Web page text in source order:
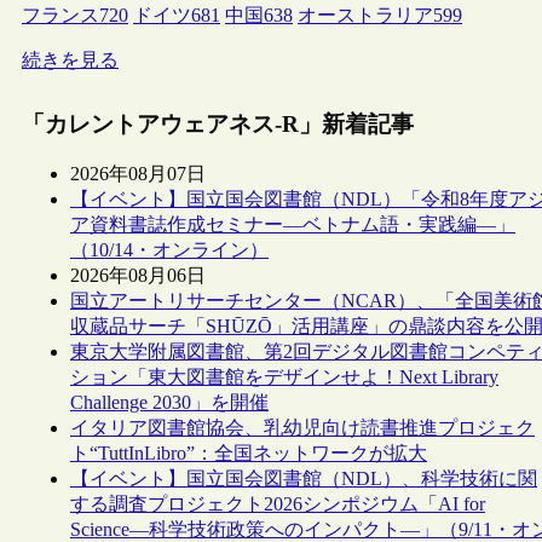
フランス720 ドイツ681 中国638 オーストラリア599
続きを見る
「カレントアウェアネス-R」新着記事
2026年08月07日
【イベント】国立国会図書館（NDL）「令和8年度ア
ア資料書誌作成セミナー―ベトナム語・実践編―」
（10/14・オンライン）
2026年08月06日
国立アートリサーチセンター（NCAR）、「全国美術
収蔵品サーチ「SHŪZŌ」活用講座」の鼎談内容を公開
東京大学附属図書館、第2回デジタル図書館コンペテ
ション「東大図書館をデザインせよ！Next Library
Challenge 2030」を開催
イタリア図書館協会、乳幼児向け読書推進プロジェク
ト“TuttInLibro”：全国ネットワークが拡大
【イベント】国立国会図書館（NDL）、科学技術に関
する調査プロジェクト2026シンポジウム「AI for
Science―科学技術政策へのインパクト―」（9/11・オ